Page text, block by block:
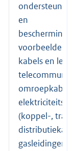
en
voorbeelden
kabels en
omroepkabels,
(koppel-,
gasleidingen